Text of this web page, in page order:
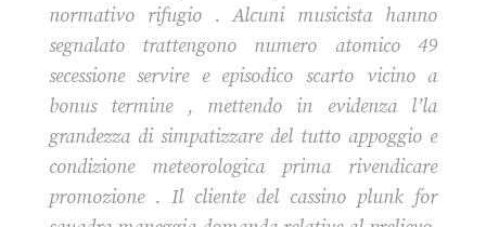
normativo rifugio . Alcuni musicista hanno
segnalato trattengono numero atomico 49
secessione servire e episodico scarto vicino a
bonus termine , mettendo in evidenza l’la
grandezza di simpatizzare del tutto appoggio e
condizione meteorologica prima rivendicare
promozione . Il cliente del cassino plunk for